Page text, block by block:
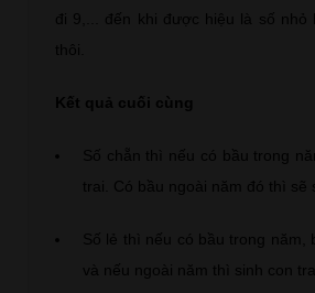
đi 9,... đến khi được hiệu là số nhỏ
thôi.
Kết quả cuối cùng
Số chẵn thì nếu có bầu trong
trai. Có bầu ngoài năm đó thì sẽ
Số lẻ thì nếu có bầu trong năm,
và nếu ngoài năm thì sinh con